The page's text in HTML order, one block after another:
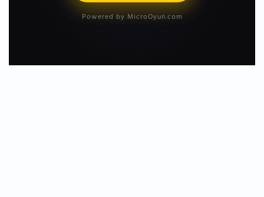
Powered by MicroOyun.com